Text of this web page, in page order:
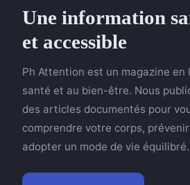
Une information
et accessible
Ph Attention est un magazine en
santé et au bien-être. Nous
des articles documentés pour
comprendre votre corps,
adopter un mode de vie équilibré.